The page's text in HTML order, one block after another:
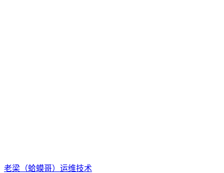
老梁（蛤蟆哥） 运维技术